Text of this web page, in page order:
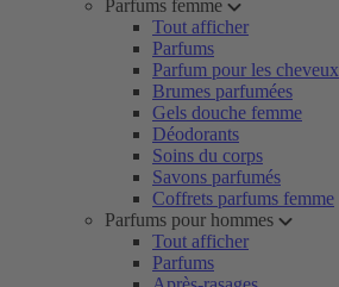
Parfums femme
Tout afficher
Parfums
Parfum pour les cheveux
Brumes parfumées
Gels douche femme
Déodorants
Soins du corps
Savons parfumés
Coffrets parfums femme
Parfums pour hommes
Tout afficher
Parfums